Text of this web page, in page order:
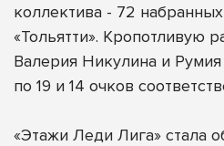
коллектива - 72
«Тольятти». Кропотливую
Валерия Никулина и
по 19 и 14 очков
«Этажи Леди Лига» стала